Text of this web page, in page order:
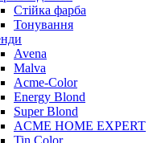
Стійка фарба
Тонування
Avena
Malva
Acme-Color
Energy Blond
Super Blond
ACME HOME EXPERT
Tin Color